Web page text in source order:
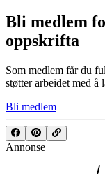
Bli medlem
oppskrifta
Som medlem får du
støtter arbeidet med å
Bli medlem
Annonse